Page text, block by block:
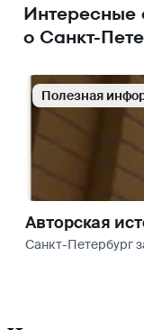
Интересные
о Санкт-
Полезная
Авторская
Санкт-Петербург